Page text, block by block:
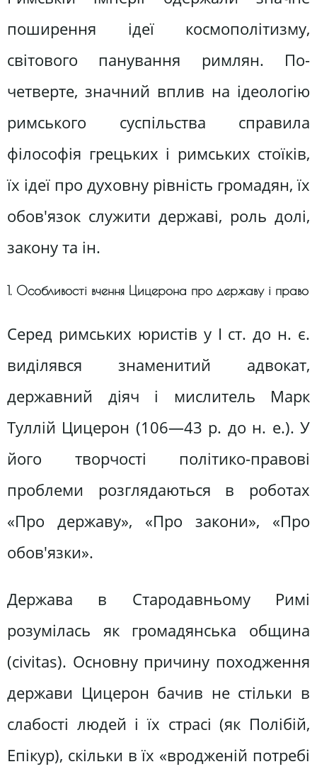
поширення ідеї космополітизму,
світового панування римлян. По-
четверте, значний вплив на ідеологію
римського суспільства справила
філософія грецьких і римських стоїків,
їх ідеї про духовну рівність громадян, їх
обов'язок служити державі, роль долі,
закону та ін.
1. Особливості вчення Цицерона про державу і право
Серед римських юристів у І ст. до н. є.
виділявся знаменитий адвокат,
державний діяч і мислитель Марк
Туллій Цицерон (106—43 р. до н. е.). У
його творчості політико-правові
проблеми розглядаються в роботах
«Про державу», «Про закони», «Про
обов'язки».
Держава в Стародавньому Римі
розумілась як громадянська община
(civitas). Основну причину походження
держави Цицерон бачив не стільки в
слабості людей і їх страсі (як Полібій,
Епікур), скільки в їх «вродженій потребі